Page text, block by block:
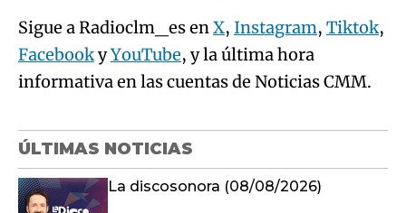
Sigue a Radioclm_es enX, Instagram, Tiktok,
FacebookyYouTube, y la última hora
informativa en las cuentas de Noticias CMM.
ÚLTIMAS NOTICIAS
La discosonora (08/08/2026)